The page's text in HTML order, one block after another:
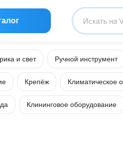
и свет Ручной инструмент
Крепёж Климатическое
Клининговое оборудование